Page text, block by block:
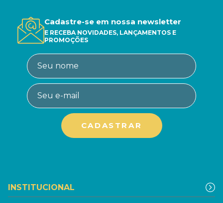
Cadastre-se em nossa newsletter
E RECEBA NOVIDADES, LANÇAMENTOS E
PROMOÇÕES
INSTITUCIONAL